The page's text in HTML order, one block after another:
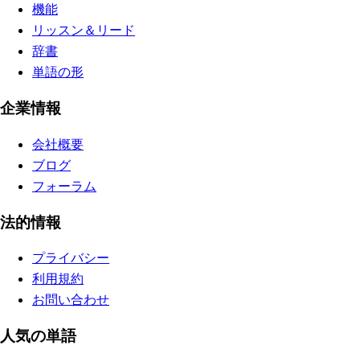
機能
リッスン＆リード
辞書
単語の形
企業情報
会社概要
ブログ
フォーラム
法的情報
プライバシー
利用規約
お問い合わせ
人気の単語